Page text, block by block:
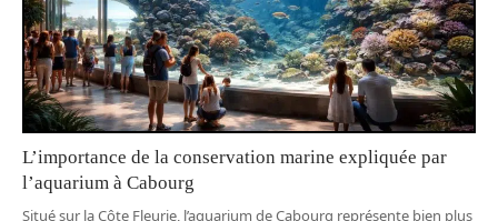
L’importance de la conservation marine expliquée par
l’aquarium à Cabourg
Situé sur la Côte Fleurie, l’aquarium de Cabourg représente bien plus